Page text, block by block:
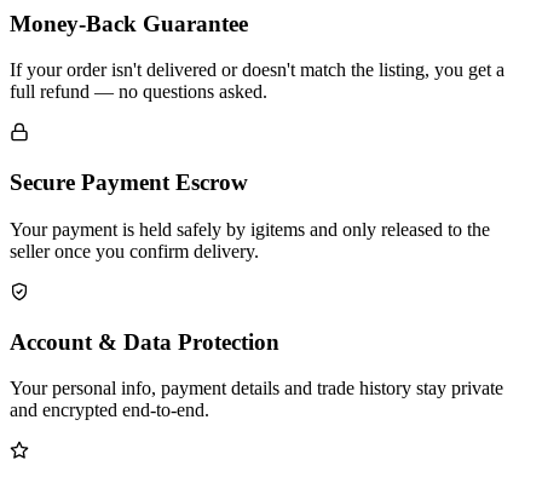
Money-Back Guarantee
If your order isn't delivered or doesn't match the listing, you get a
full refund — no questions asked.
Secure Payment Escrow
Your payment is held safely by igitems and only released to the
seller once you confirm delivery.
Account & Data Protection
Your personal info, payment details and trade history stay private
and encrypted end-to-end.